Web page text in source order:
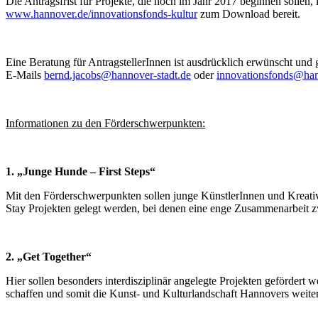
www.hannover.de/innovationsfonds-kulturzum Download bereit.
Eine Beratung für AntragstellerInnen ist ausdrücklich erwünscht
E-Mails bernd.jacobs@hannover-stadt.de oder
Informationen zu den Förderschwerpunkten:
1. „Junge Hunde – First Steps“
Mit den Förderschwerpunkten sollen junge KünstlerInnen und
Stay Projekten gelegt werden, bei denen eine enge
2. „Get Together“
Hier sollen besonders interdisziplinär angelegte Projekten gefördert
schaffen und somit die Kunst- und Kulturlandschaft Hannovers